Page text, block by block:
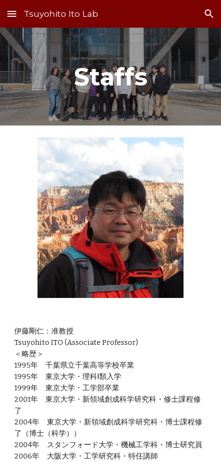
Skip to main content Skip to navigation
Tsuyohito Ito Lab
Staffs
伊藤剛仁：准教授
Tsuyohito ITO (Associate Professor)
＜略歴＞
1995年 千葉県立千葉高等学校卒業
1995年 東京大学・理科Ⅰ類入学
1999年 東京大学・工学部卒業
2001年 東京大学・新領域創成科学研究科・修士課程修
了
2004年 東京大学・新領域創成科学研究科・博士課程修
了（博士（科学））
2004年 スタンフォード大学・機械工学科・博士研究員
2006年 大阪大学・工学研究科・特任講師